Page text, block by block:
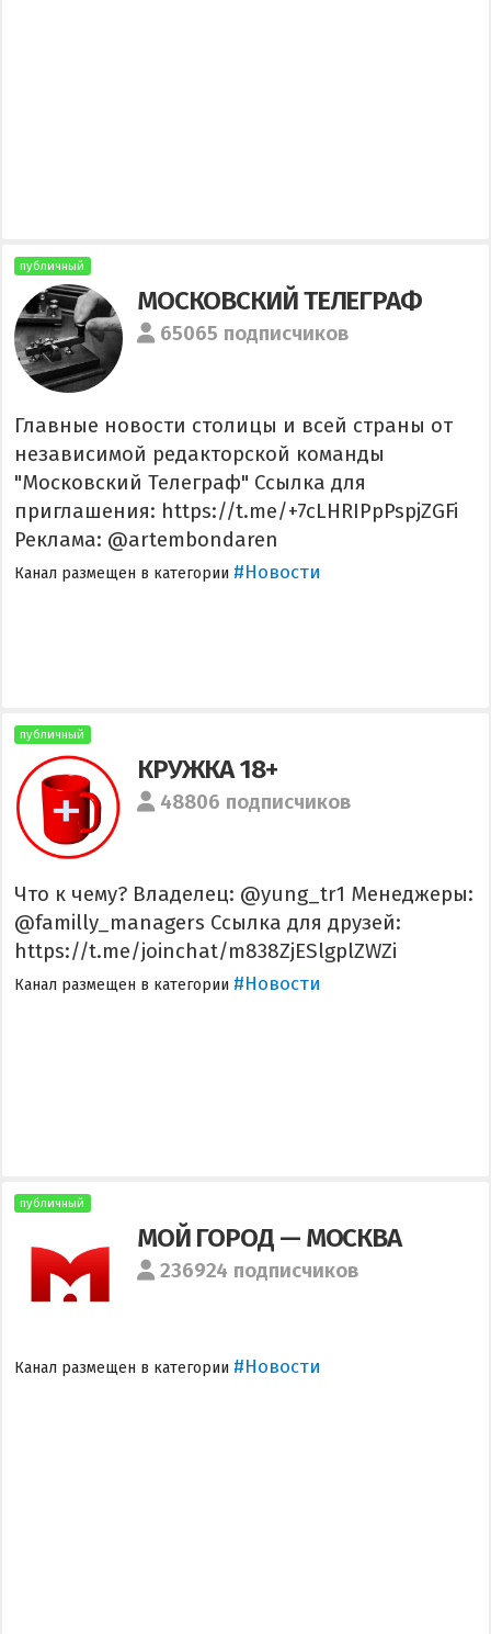
публичный
МОСКОВСКИЙ ТЕЛЕГРАФ
65065 подписчиков
Главные новости столицы и всей страны от
независимой редакторской команды
"Московский Телеграф" Ссылка для
приглашения: https://t.me/+7cLHRIPpPspjZGFi
Реклама: @artembondaren
Канал размещен в категории #Новости
публичный
КРУЖКА 18+
48806 подписчиков
Что к чему? Владелец: @yung_tr1 Менеджеры:
@familly_managers Ссылка для друзей:
https://t.me/joinchat/m838ZjESlgplZWZi
Канал размещен в категории #Новости
публичный
МОЙ ГОРОД — МОСКВА
236924 подписчиков
Канал размещен в категории #Новости